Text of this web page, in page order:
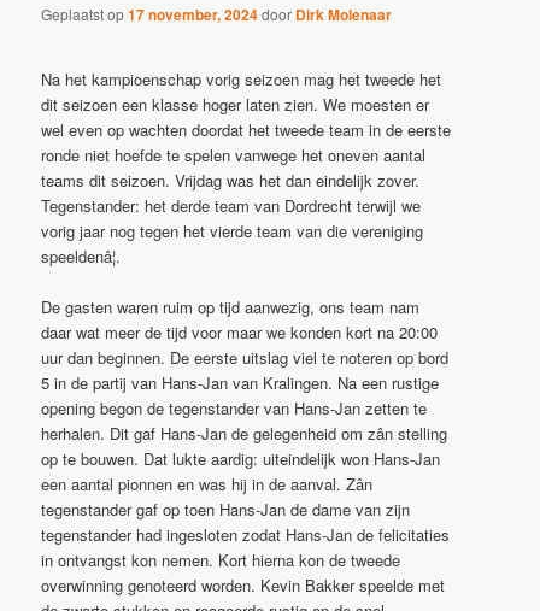
Geplaatst op17 november, 2024door Dirk Molenaar
Na het kampioenschap vorig seizoen mag het tweede het
dit seizoen een klasse hoger laten zien. We moesten er
wel even op wachten doordat het tweede team in de eerste
ronde niet hoefde te spelen vanwege het oneven aantal
teams dit seizoen. Vrijdag was het dan eindelijk zover.
Tegenstander: het derde team van Dordrecht terwijl we
vorig jaar nog tegen het vierde team van die vereniging
speeldenâ¦.
De gasten waren ruim op tijd aanwezig, ons team nam
daar wat meer de tijd voor maar we konden kort na 20:00
uur dan beginnen. De eerste uitslag viel te noteren op bord
5 in de partij van Hans-Jan van Kralingen. Na een rustige
opening begon de tegenstander van Hans-Jan zetten te
herhalen. Dit gaf Hans-Jan de gelegenheid om zân stelling
op te bouwen. Dat lukte aardig: uiteindelijk won Hans-Jan
een aantal pionnen en was hij in de aanval. Zân
tegenstander gaf op toen Hans-Jan de dame van zijn
tegenstander had ingesloten zodat Hans-Jan de felicitaties
in ontvangst kon nemen. Kort hierna kon de tweede
overwinning genoteerd worden. Kevin Bakker speelde met